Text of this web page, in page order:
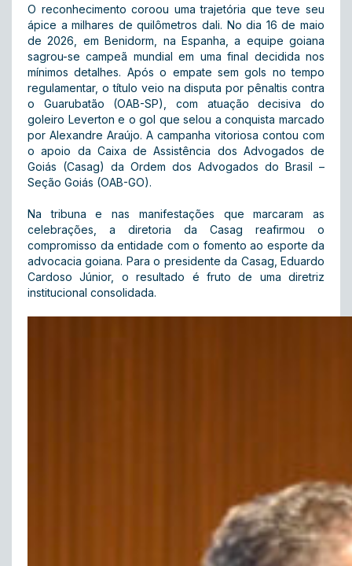
O reconhecimento coroou uma trajetória que teve seu
ápice a milhares de quilômetros dali. No dia 16 de maio
de 2026, em Benidorm, na Espanha, a equipe goiana
sagrou-se campeã mundial em uma final decidida nos
mínimos detalhes. Após o empate sem gols no tempo
regulamentar, o título veio na disputa por pênaltis contra
o Guarubatão (OAB-SP), com atuação decisiva do
goleiro Leverton e o gol que selou a conquista marcado
por Alexandre Araújo. A campanha vitoriosa contou com
o apoio da Caixa de Assistência dos Advogados de
Goiás (Casag) da Ordem dos Advogados do Brasil –
Seção Goiás (OAB-GO).
Na tribuna e nas manifestações que marcaram as
celebrações, a diretoria da Casag reafirmou o
compromisso da entidade com o fomento ao esporte da
advocacia goiana. Para o presidente da Casag, Eduardo
Cardoso Júnior, o resultado é fruto de uma diretriz
institucional consolidada.